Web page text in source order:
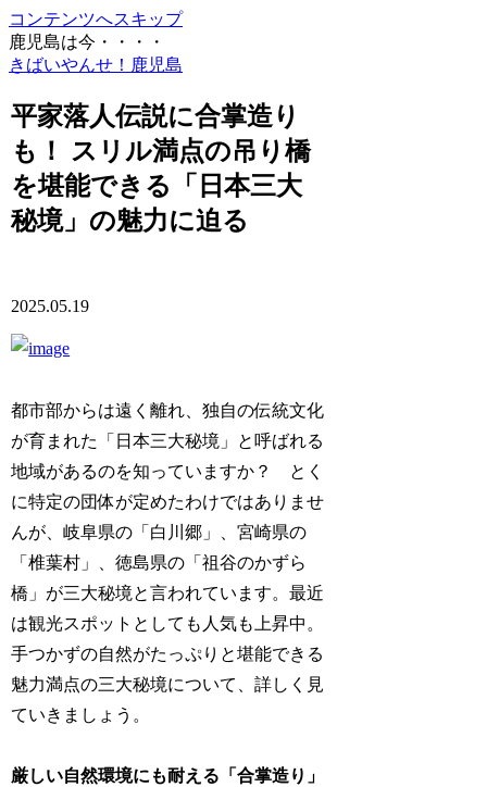
コンテンツへスキップ
鹿児島は今・・・・
きばいやんせ！鹿児島
平家落人伝説に合掌造り
も！ スリル満点の吊り橋
を堪能できる「日本三大
秘境」の魅力に迫る
2025.05.19
都市部からは遠く離れ、独自の伝統文化
が育まれた「日本三大秘境」と呼ばれる
地域があるのを知っていますか？ とく
に特定の団体が定めたわけではありませ
んが、岐阜県の「白川郷」、宮崎県の
「椎葉村」、徳島県の「祖谷のかずら
橋」が三大秘境と言われています。最近
は観光スポットとしても人気も上昇中。
手つかずの自然がたっぷりと堪能できる
魅力満点の三大秘境について、詳しく見
ていきましょう。
厳しい自然環境にも耐える「合掌造り」